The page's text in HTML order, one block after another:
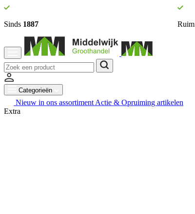
Sinds 1887 Ruim
Categorieën
Nieuw in ons assortiment Actie & Opruiming artikelen
Extra